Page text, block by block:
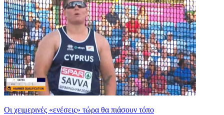
Οι χειμερινές «ενέσεις» τώρα θα πιάσουν τόπο